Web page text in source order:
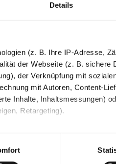
Details
(z. B. Ihre IP-Adresse,
der Webseite (z. B. sichere
der Verknüpfung mit
mit Autoren, Content-
Inhalte, Inhaltsmessungen)
Retargeting).
nachlesen. Über den Link
und die von Ihnen
und
2
Preis inkl. MwSt
Anzahl /